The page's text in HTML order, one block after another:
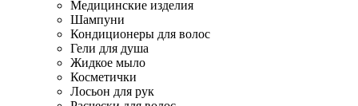
Медицинские изделия
Шампуни
Кондиционеры для волос
Гели для душа
Жидкое мыло
Косметички
Лосьон для рук